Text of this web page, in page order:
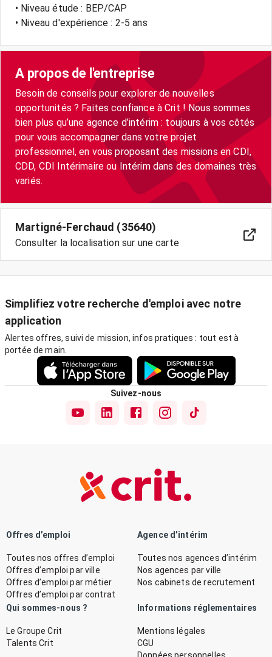
• Niveau étude : BEP/CAP
• Niveau d'expérience : 2-5 ans
A propos de l'entreprise
Besoin de conseils pour explorer de nouvelles
opportunités ? Faites confiance à Crit ! Nous sommes
bien plus qu’une agence d’intérim : toujours à vos côtés
pour vous accompagner dans votre projet
professionnel, en vous proposant des missions en CDI,
CDD, CDI Intérimaire ou Intérim dans des domaines très
variés.
Martigné-Ferchaud (35640)
Consulter la localisation sur une carte
Simplifiez votre recherche d'emploi avec notre
application
Alertes offres, suivi de mission, infos pratiques : tout est à
portée de main.
Suivez-nous
Offres d’emploi
Toutes nos offres d’emploi
Offres d’emploi par ville
Offres d’emploi par métier
Offres d’emploi par contrat
Agence d’intérim
Toutes nos agences d’intérim
Nos agences par ville
Nos cabinets de recrutement
Qui sommes-nous ?
Le Groupe Crit
Talents Crit
Informations réglementaires
Mentions légales
CGU